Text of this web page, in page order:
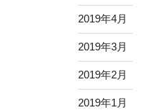
2019年4月
2019年3月
2019年2月
2019年1月